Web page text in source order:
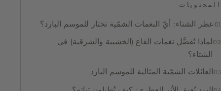
المحتويات
عطر الشتاء: أيّ النغمات الشمّية تختار للموسم البارد؟
لماذا تُفضَّل نغمات القاع (الخشبية والشرقية) في
الشتاء؟
العائلات الشمّية المثالية للموسم البارد